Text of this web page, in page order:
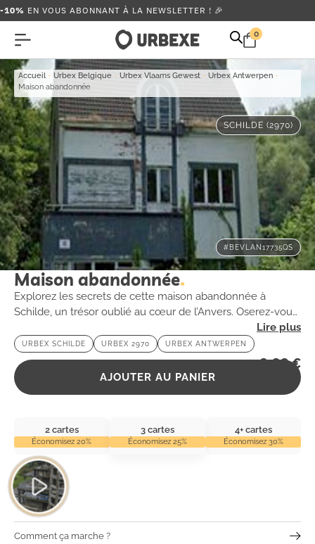
-10% EN VOUS ABONNANT À LA NEWSLETTER ! 🎉
0
Accueil - Urbex Belgique - Urbex Vlaams Gewest - Urbex Antwerpen -
Maison abandonnée
SCHILDE (2970)
#BEVLAN17735QS
Maison abandonnée
Explorez les secrets de cette maison abandonnée à
Schilde, un trésor oublié au cœur de l’Anvers. Oserez-vous
pénétrer dans cet univers mystérieux chargé d’histoires ?
URBEX SCHILDE URBEX 2970 URBEX ANTWERPEN
2,99€
AJOUTER AU PANIER
2 cartes
Économisez 20%
3 cartes
Économisez 25%
4+ cartes
Économisez 30%
Comment ça marche ?